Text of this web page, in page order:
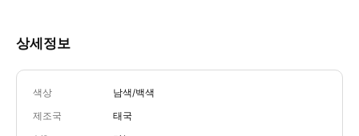
상세정보
색상 남색/백색
제조국 태국